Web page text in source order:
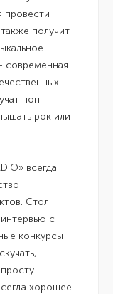
провести
получит
современная
поп-
рок или
всегда
Стол
с
конкурсы
хорошее